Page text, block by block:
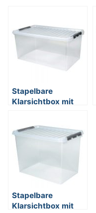
Stapelbare
Klarsichtbox mit
800 x 500 x 380
mm, 120 Liter
Stapelbare
Klarsichtbox mit